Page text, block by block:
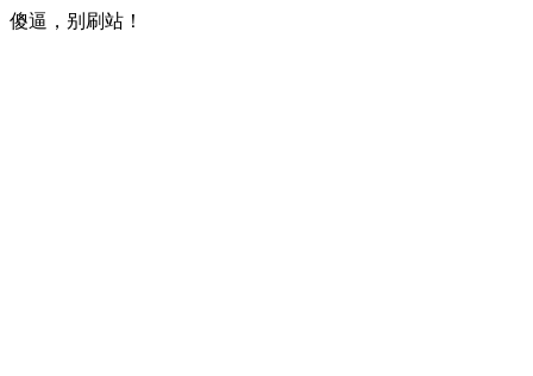
傻逼，别刷站！